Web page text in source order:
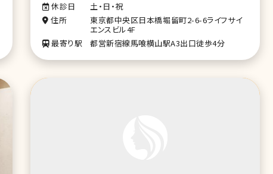
休診日
土・日・祝
住所
東京都中央区日本橋堀留町2-6-6ライフサイ
エンスビル4F
最寄り駅
都営新宿線馬喰横山駅A3出口徒歩4分